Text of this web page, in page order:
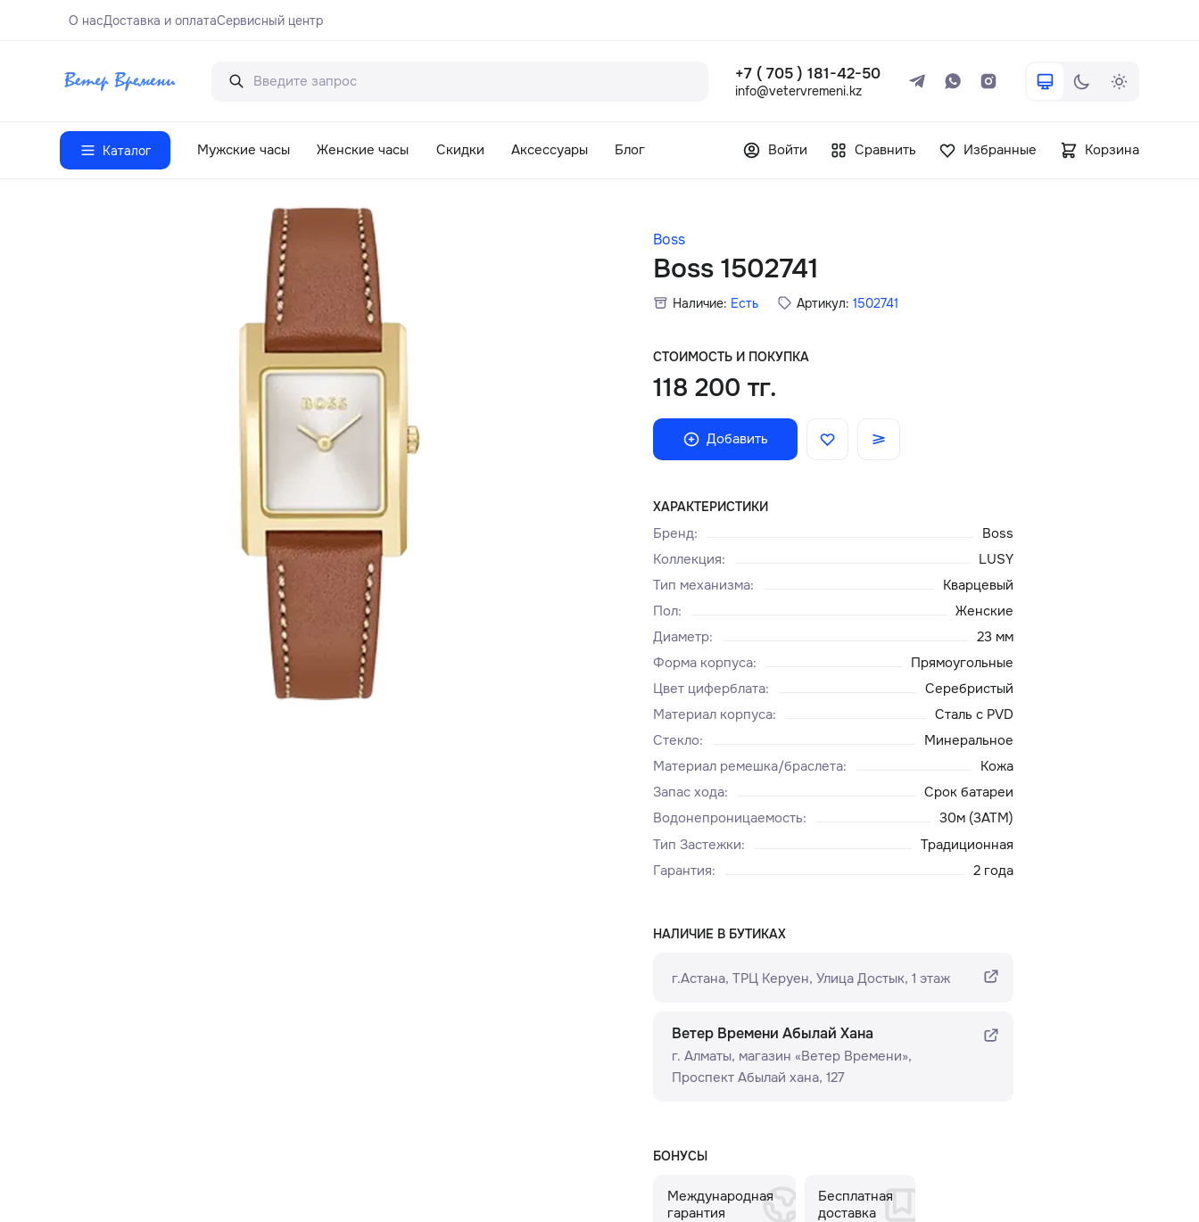
О насДоставка и оплатаСервисный центр
+7 ( 705 ) 181-42-50
info@vetervremeni.kz
Каталог Мужские часы Женские часы Скидки Аксессуары Блог Войти Сравнить Избранные Корзина
Boss
Boss 1502741
Наличие: Есть Артикул: 1502741
СТОИМОСТЬ И ПОКУПКА
118 200 тг.
Добавить
ХАРАКТЕРИСТИКИ
Бренд:
Boss
Коллекция:
LUSY
Тип механизма:
Кварцевый
Пол:
Женские
Диаметр:
23 мм
Форма корпуса:
Прямоугольные
Цвет циферблата:
Серебристый
Материал корпуса:
Сталь с PVD
Стекло:
Минеральное
Материал ремешка/браслета:
Кожа
Запас хода:
Срок батареи
Водонепроницаемость:
30м (3ATM)
Тип Застежки:
Традиционная
Гарантия: 2 года
НАЛИЧИЕ В БУТИКАХ
г.Астана, ТРЦ Керуен​, Улица Достык, 1 этаж
Ветер Времени Абылай Хана
г. Алматы, ​магазин «Ветер Времени»​,
Проспект Абылай хана, 127
БОНУСЫ
Международная
гарантия
Бесплатная
доставка
+7 ( 705 ) 181-42-50
Доставка и оплата
Блог
Сервисный центр